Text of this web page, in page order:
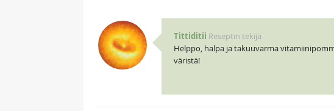
Tittiditii Reseptin tekijä
Helppo, halpa ja takuuvarma
väristä!